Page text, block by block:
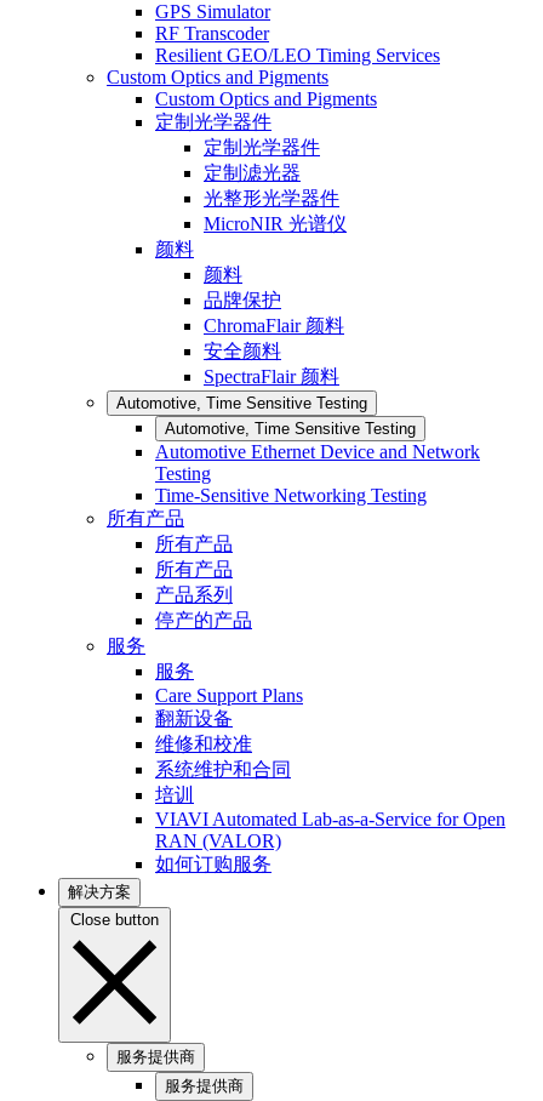
GPS Simulator
RF Transcoder
Resilient GEO/LEO Timing Services
Custom Optics and Pigments
Custom Optics and Pigments
定制光学器件
定制光学器件
定制滤光器
光整形光学器件
MicroNIR 光谱仪
颜料
颜料
品牌保护
ChromaFlair 颜料
安全颜料
SpectraFlair 颜料
Automotive, Time Sensitive Testing
Automotive, Time Sensitive Testing
Automotive Ethernet Device and Network
Testing
Time-Sensitive Networking Testing
所有产品
所有产品
所有产品
产品系列
停产的产品
服务
服务
Care Support Plans
翻新设备
维修和校准
系统维护和合同
培训
VIAVI Automated Lab-as-a-Service for Open
RAN (VALOR)
如何订购服务
解决方案
Close button
服务提供商
服务提供商